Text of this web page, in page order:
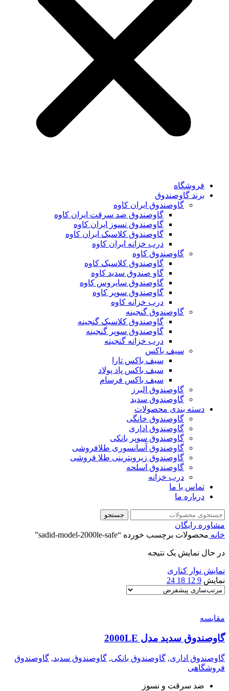
فروشگاه
برند گاوصندوق
گاوصندوق ایران کاوه
گاوصندوق ضد سرقت ایران کاوه
گاوصندوق نسوز ایران کاوه
گاوصندوق کلاسیک ایران کاوه
درب خزانه ایران کاوه
گاوصندوق کاوه
گاوصندوق کلاسیک کاوه
گاو صندوق سدید کاوه
گاوصندوق سایروس کاوه
گاوصندوق سوپر کاوه
درب خزانه کاوه
گاوصندوق گنجینه
گاوصندوق کلاسیک گنجینه
گاوصندوق سوپر گنجینه
درب خزانه گنجینه
سیف باکس
سیف باکس تارا
سیف باکس پاد پولاد
سیف باکس فرسام
گاوصندوق البرز
گاوصندوق سدید
دسته بندی محصولات
گاوصندوق خانگی
گاوصندوق اداری
گاوصندوق سوپر بانکی
گاوصندوق آسانسوری طلافروشی
گاوصندوق زیرویترینی طلا فروشی
گاوصندوق اسلحه
درب خزانه
تماس با ما
درباره ما
جستجو
مشاوره رایگان
خانه محصولات برچسب خورده “sadid-model-2000le-safe”
در حال نمایش یک نتیجه
نمایش نوار کناری
نمایش 9
12
18
24
مقايسه
گاوصندوق سدید مدل 2000LE
گاوصندوق اداری, گاوصندوق بانکی, گاوصندوق سدید, گاوصندوق
فروشگاهی
ضد سرقت و نسوز